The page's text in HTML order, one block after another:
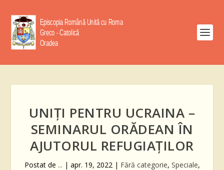
UNIȚI PENTRU UCRAINA –
SEMINARUL ORĂDEAN ÎN
AJUTORUL REFUGIAȚILOR
Postat de ... | apr. 19, 2022| Fără categorie, Speciale,